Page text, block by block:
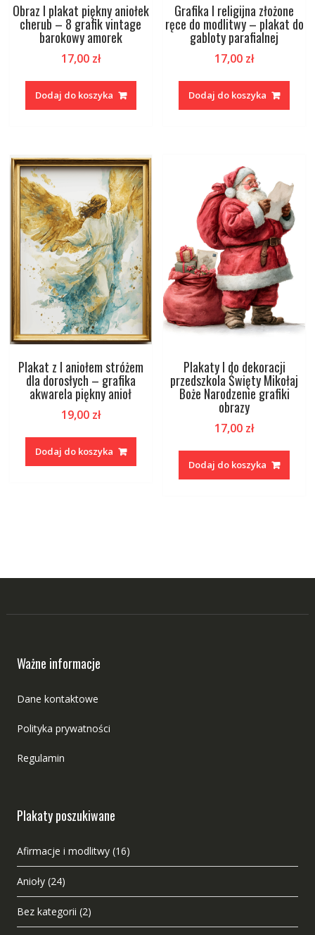
Obraz I plakat piękny aniołek
cherub – 8 grafik vintage
barokowy amorek
17,00 zł
Dodaj do koszyka
Grafika I religijna złożone
ręce do modlitwy – plakat do
gabloty parafialnej
17,00 zł
Dodaj do koszyka
Plakat z I aniołem stróżem
dla dorosłych – grafika
akwarela piękny anioł
19,00 zł
Dodaj do koszyka
Plakaty I do dekoracji
przedszkola Święty Mikołaj
Boże Narodzenie grafiki
obrazy
17,00 zł
Dodaj do koszyka
Ważne informacje
Dane kontaktowe
Polityka prywatności
Regulamin
Plakaty poszukiwane
Afirmacje i modlitwy (16)
Anioły (24)
Bez kategorii (2)